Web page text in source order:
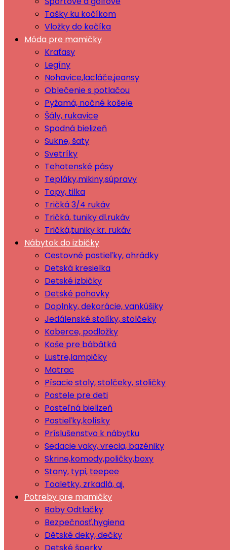
Tašky ku kočíkom
Vložky do kočíka
Móda pre mamičky
Kraťasy
Legíny
Nohavice,lacláče,jeansy
Oblečenie s potlačou
Pyžamá, nočné košele
Šály, rukavice
Spodná bielizeň
Sukne, šaty
Svetríky
Tehotenské pásy
Tepláky,mikiny,súpravy
Topy, tilka
Tričká 3/4 rukáv
Tričká, tuniky dl.rukáv
Tričká,tuniky kr. rukáv
Nábytok do izbičky
Cestovné postieľky, ohrádky
Detská kresielka
Detské izbičky
Detské pohovky
Doplnky, dekorácie, vankúšiky
Jedálenské stolíky, stolčeky
Koberce, podložky
Koše pre bábätká
Lustre,lampičky
Matrac
Písacie stoly, stolčeky, stoličky
Postele pre deti
Posteľná bielizeň
Postieľky,kolísky
Príslušenstvo k nábytku
Sedacie vaky, vrecia, bazéniky
Skrine,komody,poličky,boxy
Stany, typi, teepee
Toaletky, zrkadlá, aj.
Potreby pre mamičky
Baby Odtlačky
Bezpečnosť,hygiena
Dětské deky, dečky